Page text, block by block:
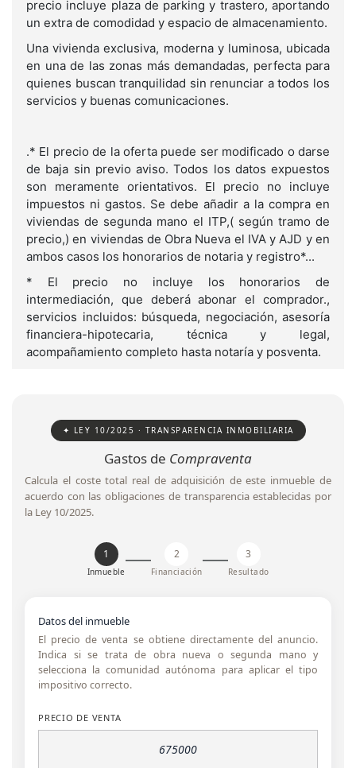
precio incluye plaza de parking y trastero, aportando
un extra de comodidad y espacio de almacenamiento.
Una vivienda exclusiva, moderna y luminosa, ubicada
en una de las zonas más demandadas, perfecta para
quienes buscan tranquilidad sin renunciar a todos los
servicios y buenas comunicaciones.
.* El precio de la oferta puede ser modificado o darse
de baja sin previo aviso. Todos los datos expuestos
son meramente orientativos. El precio no incluye
impuestos ni gastos. Se debe añadir a la compra en
viviendas de segunda mano el ITP,( según tramo de
precio,) en viviendas de Obra Nueva el IVA y AJD y en
ambos casos los honorarios de notaria y registro*...
* El precio no incluye los honorarios de
intermediación, que deberá abonar el comprador.,
servicios incluidos: búsqueda, negociación, asesoría
financiera-hipotecaria, técnica y legal,
acompañamiento completo hasta notaría y posventa.
✦ LEY 10/2025 · TRANSPARENCIA INMOBILIARIA
Gastos de Compraventa
Calcula el coste total real de adquisición de este inmueble de
acuerdo con las obligaciones de transparencia establecidas por
la Ley 10/2025.
1
Inmueble
2
Financiación
3
Resultado
Datos del inmueble
El precio de venta se obtiene directamente del anuncio.
Indica si se trata de obra nueva o segunda mano y
selecciona la comunidad autónoma para aplicar el tipo
impositivo correcto.
PRECIO DE VENTA